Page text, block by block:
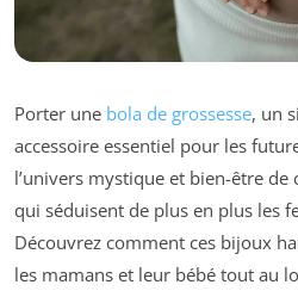
Porter une bola de grossesse, un
accessoire essentiel pour les
l’univers mystique et bien-être de
qui séduisent de plus en plus les
Découvrez comment ces bijoux
les mamans et leur bébé tout au